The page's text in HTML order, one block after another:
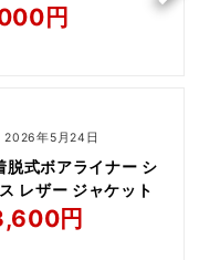
円
2026年5月24日
式ボアライナー シ
レザー ジャケット
円